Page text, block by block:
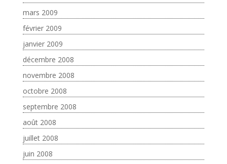
mars 2009
février 2009
janvier 2009
décembre 2008
novembre 2008
octobre 2008
septembre 2008
août 2008
juillet 2008
juin 2008